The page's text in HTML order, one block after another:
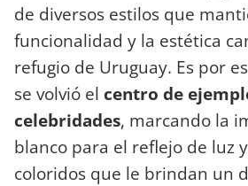
de diversos estilos que
funcionalidad y la estética
refugio de Uruguay. Es por
se volvió el centro de
celebridades, marcando la
blanco para el reflejo de luz
coloridos que le brindan un